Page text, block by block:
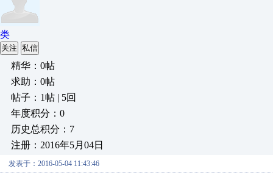
类
关注 私信
精华：0帖
求助：0帖
帖子：1帖 | 5回
年度积分：0
历史总积分：7
注册：2016年5月04日
发表于：2016-05-04 11:43:46